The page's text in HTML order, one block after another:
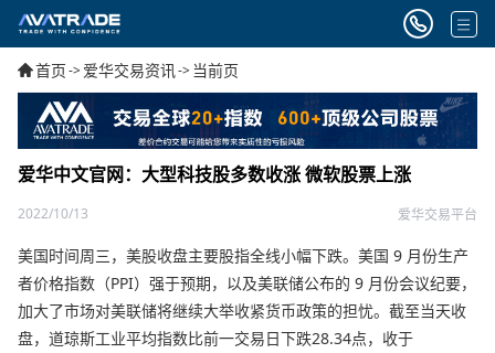
首页->爱华交易资讯-> 当前页
爱华中文官网：大型科技股多数收涨 微软股票上涨
2022/10/13 爱华交易平台
美国时间周三，美股收盘主要股指全线小幅下跌。美国 9 月份生产
者价格指数（PPI）强于预期，以及美联储公布的 9 月份会议纪要，
加大了市场对美联储将继续大举收紧货币政策的担忧。截至当天收
盘，道琼斯工业平均指数比前一交易日下跌28.34点，收于